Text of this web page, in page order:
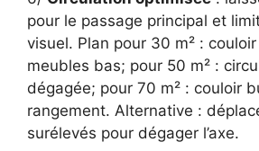
pour le passage principal et
visuel. Plan pour 30 m² :
meubles bas; pour 50 m² :
dégagée; pour 70 m² : couloir
rangement. Alternative :
surélevés pour dégager l’axe.